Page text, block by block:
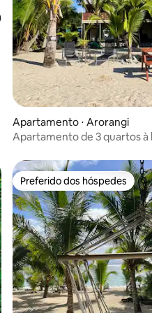
avaliação média de 5, 3
Apartamento ⋅ Arorangi
Apartamento de 3 quartos à
Preferido dos hóspedes
Preferido dos hóspedes